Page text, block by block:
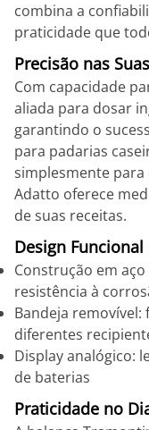
combina a
praticidade que
Precisão nas
Com capacidade
aliada para dosar
garantindo o
para padarias
simplesmente
Adatto oferece
de suas receitas.
Design Funcional
Construção em
resistência à
Bandeja removível:
diferentes
Display analógico:
de baterias
Praticidade no